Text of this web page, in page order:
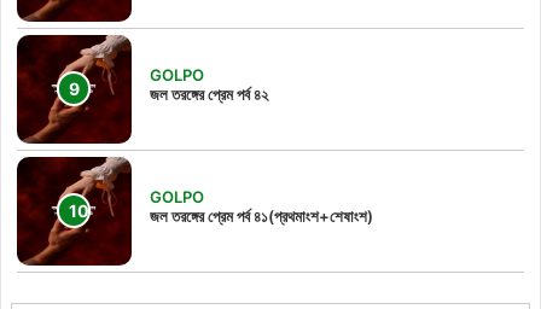
GOLPO
জল তরঙ্গের প্রেম পর্ব ৪২
GOLPO
জল তরঙ্গের প্রেম পর্ব ৪১(প্রথমাংশ+শেষাংশ)